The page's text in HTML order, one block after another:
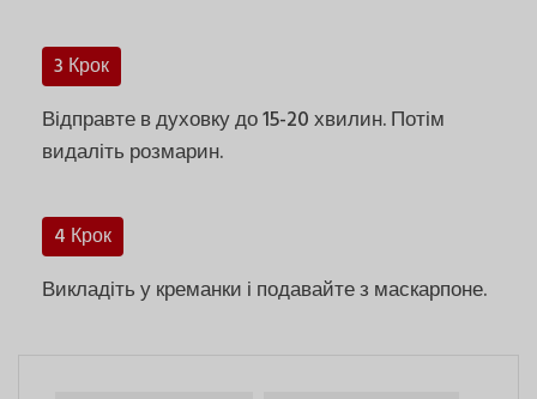
3 Крок
Відправте в духовку до 15-20 хвилин. Потім
видаліть розмарин.
4 Крок
Викладіть у креманки і подавайте з маскарпоне.